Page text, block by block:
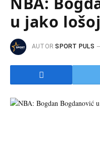
u jako
AUTOR SPORT PULS